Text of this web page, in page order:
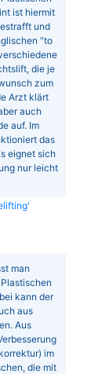
ist hiermit
und
"to
die je
zum
Arzt klärt
auch
auf. Im
das
eignet sich
nur leicht
man
kann der
aus
Aus
im
die mit